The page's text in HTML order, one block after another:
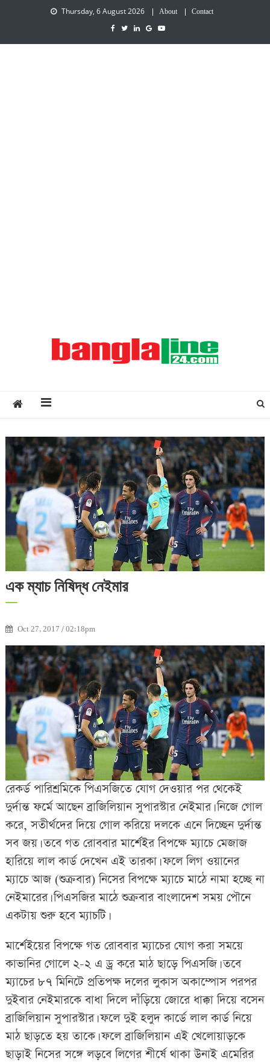
Thursday, 6 August 2026 About Contact
এক ম্যাচ নিষিদ্ধ নেইমার
Oct 27, 2017 / 02:18pm
রেকর্ড পারিশ্রমিকে পিএসজিতে যোগ দেওয়ার পর থেকেই
দুর্দান্ত ফর্মে আছেন ব্রাজিলিয়ান সুপারস্টার নেইমার। নিজে গোল
করে, সতীর্থদের দিয়ে গোল করিয়ে দলকে এনে দিচ্ছেন দুর্দান্ত
সব জয়। তবে গত রোববার মার্শেইর বিপক্ষে ম্যাচে মেজাজ
হারিয়ে লাল কার্ড দেখেন এই তারকা। ফলে লিগ ওয়ানের
ম্যাচে আজ (শুক্রবার) নিসের বিপক্ষে ম্যাচে মাঠে নামা হচ্ছে না
নেইমারের। পিএসজির মাঠে শুক্রবার বাংলাদেশ সময় পৌনে
একটায় শুরু হবে ম্যাচটি।
মার্শেইয়ের বিপক্ষে গত রোববার ম্যাচের যোগ করা সময়ে
কাভানির গোলে ২-২ এ ড্র করে মাঠ ছাড়ে পিএসজি। তবে
ম্যাচের ৮৭ মিনিটে প্রতিপক্ষ দলের লুকাস অকাম্পোস পরপর
দুইবার নেইমারকে বাধা দিলে দাঁড়িয়ে জোরে ধাক্কা দিয়ে বসেন
ব্রাজিলিয়ান সুপারস্টার। ফলে দুই হলুদ কার্ডে লাল কার্ড নিয়ে
মাঠ ছাড়তে হয় তাকে। ফলে ব্রাজিলিয়ান এই খেলোয়াড়কে
ছাড়াই নিসের সঙ্গে লড়বে লিগের শীর্ষে থাকা উনাই এমেরির